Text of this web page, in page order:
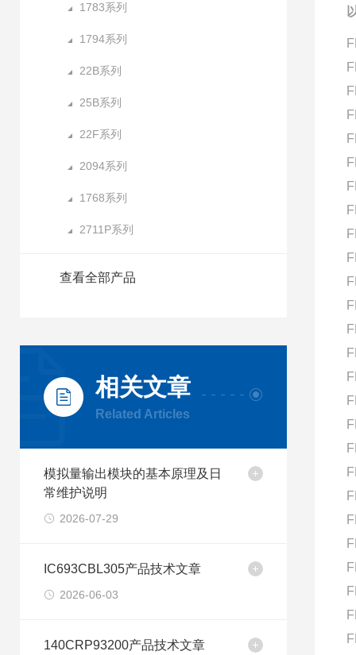
1783系列
1794系列
22B系列
25B系列
22F系列
2094系列
1768系列
2711P系列
查看全部产品
相关文章
Related Articles
模拟量输出模块的基本原理及日
常维护说明
2026-07-29
IC693CBL305产品技术文章
2026-06-03
140CRP93200产品技术文章